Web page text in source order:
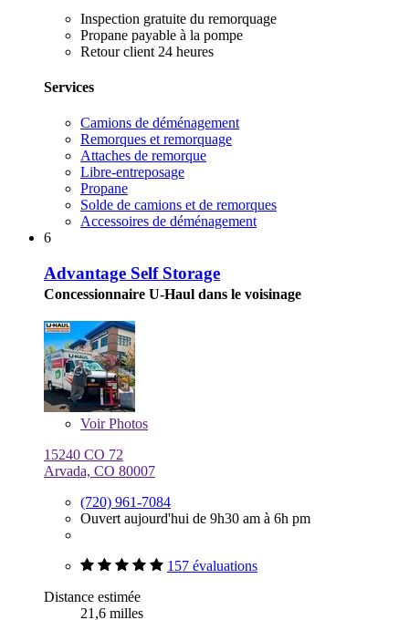
Inspection gratuite du remorquage
Propane payable à la pompe
Retour client 24 heures
Services
Camions de déménagement
Remorques et remorquage
Attaches de remorque
Libre-entreposage
Propane
Solde de camions et de remorques
Accessoires de déménagement
6
Advantage Self Storage
Concessionnaire U-Haul dans le voisinage
VoirPhotos
15240 CO 72
Arvada, CO 80007
(720) 961-7084
Ouvert aujourd'hui de 9h30 am à 6h pm
157 évaluations
Distance estimée
21,6 milles